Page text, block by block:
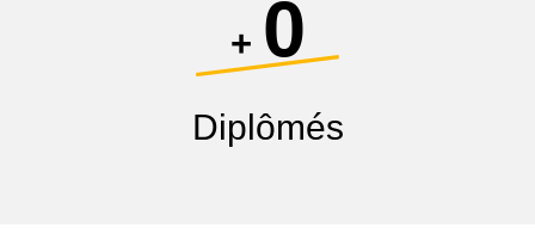
+ 0
Diplômés